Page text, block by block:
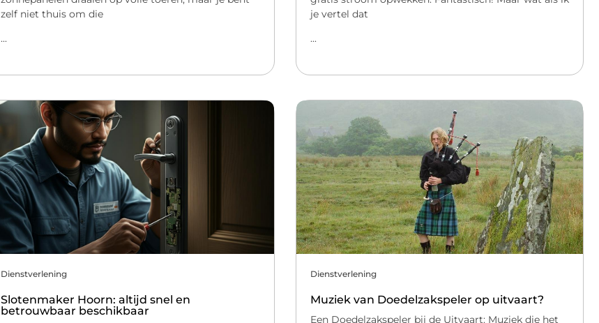
zelf niet thuis om die
...
je vertel dat
...
Dienstverlening
Slotenmaker Hoorn: altijd snel en
betrouwbaar beschikbaar
Dienstverlening
Muziek van Doedelzakspeler op uitvaart?
Een Doedelzakspeler bij de Uitvaart: Muziek die het